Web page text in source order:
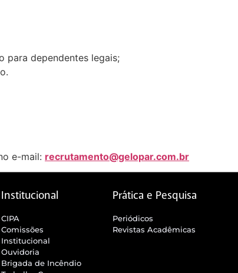
para dependentes legais;
e-mail: recrutamento@gelopar.com.br
Institucional
CIPA
Comissões
Institucional
Ouvidoria
Brigada de Incêndio
Prática e Pesquisa
Periódicos
Revistas Acadêmicas